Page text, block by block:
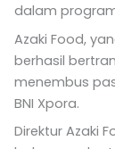
dalam
Azaki Food,
berhasil
menembus
BNI Xpora.
Direktur Azaki